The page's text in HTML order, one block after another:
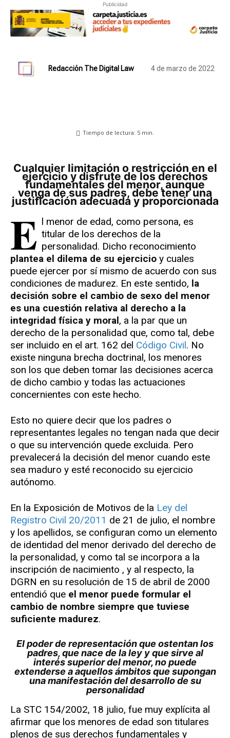
Publicidad
Redacción The Digital Law 4 de marzo de 2022
Tiempo de lectura: 5 min.
Cualquier limitación o restricción en el
ejercicio y disfrute de los derechos
fundamentales del menor, aunque
venga de sus padres, debe tener una
justificación adecuada y proporcionada
E l menor de edad, como persona, es
titular de los derechos de la
personalidad. Dicho reconocimiento
plantea el dilema de su ejercicio y cuales
puede ejercer por sí mismo de acuerdo con sus
condiciones de madurez. En este sentido, la
decisión sobre el cambio de sexo del menor
es una cuestión relativa al derecho a la
integridad física y moral, a la par que un
derecho de la personalidad que, como tal, debe
ser incluido en el art. 162 del Código Civil. No
existe ninguna brecha doctrinal, los menores
son los que deben tomar las decisiones acerca
de dicho cambio y todas las actuaciones
concernientes con este hecho.
Esto no quiere decir que los padres o
representantes legales no tengan nada que decir
o que su intervención quede excluida. Pero
prevalecerá la decisión del menor cuando este
sea maduro y esté reconocido su ejercicio
autónomo.
En la Exposición de Motivos de la Ley del
Registro Civil 20/2011 de 21 de julio, el nombre
y los apellidos, se configuran como un elemento
de identidad del menor derivado del derecho de
la personalidad, y como tal se incorpora a la
inscripción de nacimiento , y al respecto, la
DGRN en su resolución de 15 de abril de 2000
entendió que el menor puede formular el
cambio de nombre siempre que tuviese
suficiente madurez.
El poder de representación que ostentan los
padres, que nace de la ley y que sirve al
interés superior del menor, no puede
extenderse a aquellos ámbitos que supongan
una manifestación del desarrollo de su
personalidad
La STC 154/2002, 18 julio, fue muy explícita al
afirmar que los menores de edad son titulares
plenos de sus derechos fundamentales y